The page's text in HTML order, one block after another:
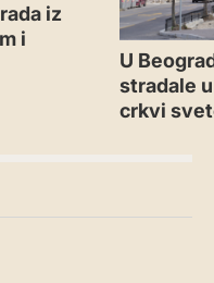
iz
i
U
stradale
crkvi